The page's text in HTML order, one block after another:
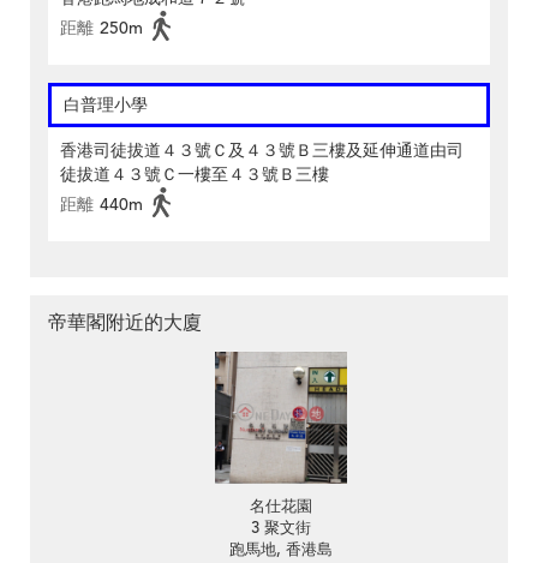
距離 250m
白普理小學
香港司徒拔道４３號Ｃ及４３號Ｂ三樓及延伸通道由司
徒拔道４３號Ｃ一樓至４３號Ｂ三樓
距離 440m
帝華閣附近的大廈
名仕花園
3 聚文街
跑馬地, 香港島